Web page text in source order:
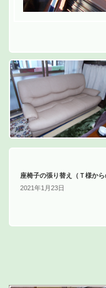
座椅子の張り替え（Ｔ様から
2021年1月23日